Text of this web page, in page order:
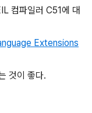
컴파일러 C51에 대
Extensions
것이 좋다.